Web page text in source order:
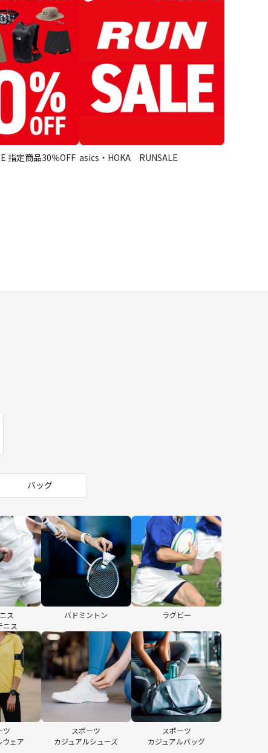
指定商品30％OFF asics・HOKA RUNSALE
バッグ
ス
ニス
バドミントン ラグビー
ツ
ウェア
スポーツ
カジュアルシューズ
スポーツ
カジュアルバッグ